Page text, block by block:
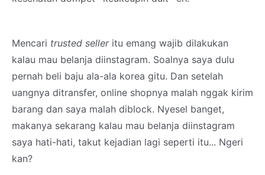
Mencari trusted selleritu emang wajib dilakukan
kalau mau belanja diinstagram. Soalnya saya dulu
pernah beli baju ala-ala korea gitu. Dan setelah
uangnya ditransfer, online shopnya malah nggak kirim
barang dan saya malah diblock. Nyesel banget,
makanya sekarang kalau mau belanja diinstagram
saya hati-hati, takut kejadian lagi seperti itu... Ngeri
kan?